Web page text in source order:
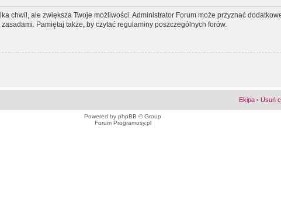
chwil, ale zwiększa Twoje możliwości. Administrator Forum może przyznać
Pamiętaj także, by czytać regulaminy poszczególnych forów.
Ekipa • Usuń
Powered by phpBB © Group
Forum Programosy.pl